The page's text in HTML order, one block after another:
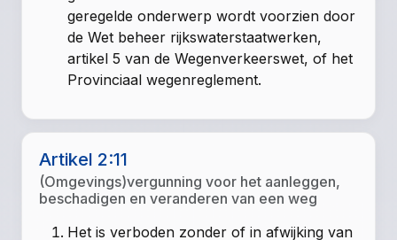
geregelde onderwerp wordt voorzien door
de Wet beheer rijkswaterstaatwerken,
artikel 5 van de Wegenverkeerswet, of het
Provinciaal wegenreglement.
Artikel 2:11
(Omgevings)vergunning voor het aanleggen,
beschadigen en veranderen van een weg
Het is verboden zonder of in afwijking van